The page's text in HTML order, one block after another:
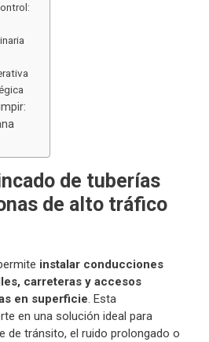
de tuberías
de alto tráfico
instalar conducciones
carreteras y accesos
en superficie. Esta
en una solución ideal para
de tránsito, el ruido prolongado o